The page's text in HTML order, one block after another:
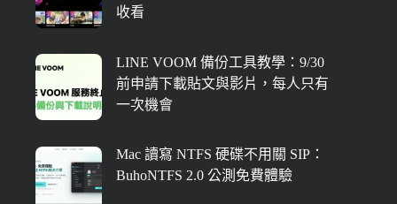
收看
LINE VOOM 備份工具教學：9/30
前申請下載貼文與影片，每人只有
一次機會
Mac 讀寫 NTFS 硬碟不用關 SIP：
BuhoNTFS 2.0 公測免費體驗